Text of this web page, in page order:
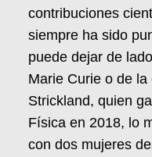
contribuciones
siempre ha sido
puede dejar de
Marie Curie o de
Strickland, quien
Física en 2018, lo
con dos mujeres